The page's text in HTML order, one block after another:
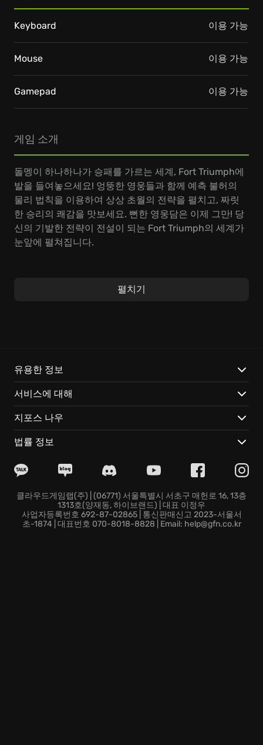
게임 소개
돌멩이 하나하나가 승패를 가르는 세계, Fort Triumph에
발을 들여놓으세요! 엉뚱한 영웅들과 함께 예측 불허의
물리 법칙을 이용하여 상상 초월의 전략을 펼치고, 짜릿
한 승리의 쾌감을 맛보세요. 뻔한 영웅담은 이제 그만! 당
신의 기발한 전략이 전설이 되는 Fort Triumph의 세계가
눈앞에 펼쳐집니다.
환경 자체가 강력한 무기가 됩니다. 바위를 굴려 적들을
Fort Triumph의 핵심 특징:
기상천외한 물리 엔진:
상호작용하며 예상치 못한 결과를 만들어내는 물리 엔진
은 Fort Triumph만의 차별점입니다. 전략적인 위치 선정
무한한 전략, 턴 기반 전투:
턴마다 주어지는 선택지 속에
의 약점, 지형의 이점, 영웅들의 고유 능력을 활용하여 완
벽한 시너지를 창출하고 승리를 쟁취하세요.
나만의 영웅, 나만의 전략:개성 넘치는 영웅들을 육성하
펼치기
Keyboard 이용 가능
Mouse 이용 가능
Gamepad 이용 가능
유용한 정보
서비스에 대해
지포스 나우
법률 정보
클라우드게임랩(주) | (06771) 서울특별시 서초구 매헌로 16, 13층
1313호(양재동, 하이브랜드) | 대표 이정우
사업자등록번호 692-87-02865 | 통신판매신고 2023-서울서
초-1874 | 대표번호 070-8018-8828 | Email: help@gfn.co.kr